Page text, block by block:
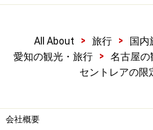
All About > 旅行 > 国内
愛知の観光・旅行
> 名古屋の
セントレアの限
会社概要